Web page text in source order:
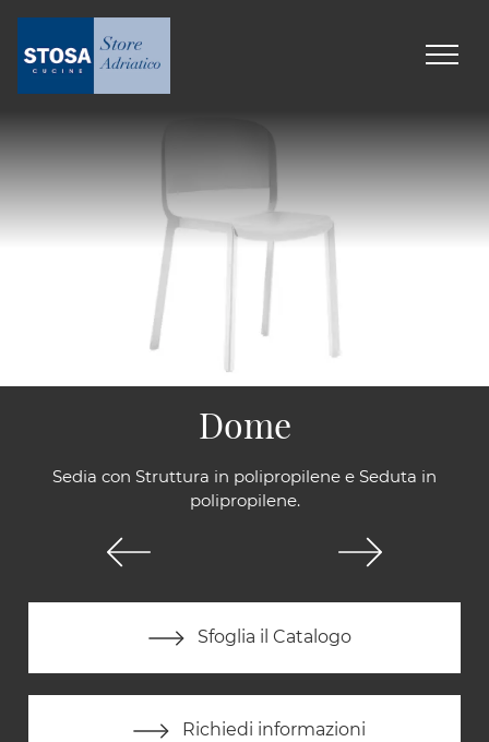
Sedia con Struttura in polipropilene e Seduta in
polipropilene.
Sfoglia il Catalogo
Richiedi informazioni
Dome